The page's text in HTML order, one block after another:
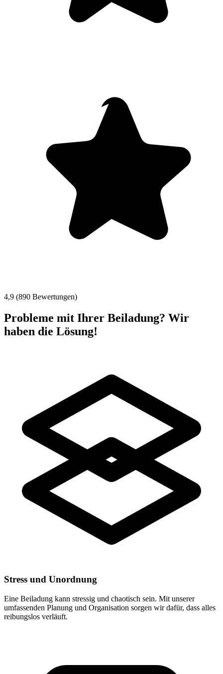
4,9 (890 Bewertungen)
Probleme mit Ihrer Beiladung? Wir
haben die Lösung!
Stress und Unordnung
Eine Beiladung kann stressig und chaotisch sein. Mit unserer
umfassenden Planung und Organisation sorgen wir dafür, dass alles
reibungslos verläuft.